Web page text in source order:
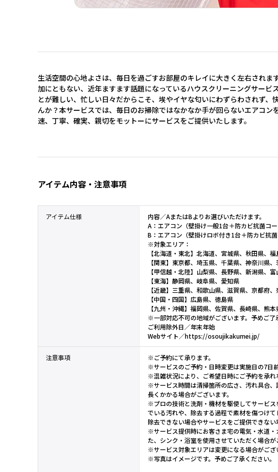
生活空間の心地よさは、毎日を過ごすお部屋のキレイに大きく左右されま
加にともない、近年ますます話題になっているハウスクリーニングサービ
とが難しい、忙しい日々だからこそ、埃やイヤな匂いにわずらわされず、
んか？本サービスでは、毎日のお掃除ではなかなか手が回らないエアコン
速、丁寧、確実、親切をモットーにサービスをご提供いたします。
アイテム内容・注意事項
アイテム仕様
内容／AまたはBよりお選びいただけます。
A：エアコン（壁掛け一般1台＋防カビ抗菌コー
B：エアコン（壁掛けロボ付き1台＋防カビ抗菌
※対象エリア：
【北海道・東北】北海道、宮城県、秋田県、福
【関東】東京都、埼玉県、千葉県、神奈川県
【甲信越・北陸】山梨県、長野県、新潟県、
【東海】静岡県、岐阜県、愛知県
【近畿】三重県、和歌山県、滋賀県、京都府
【中国・四国】広島県、徳島県
【九州・沖縄】福岡県、佐賀県、長崎県、熊
※一部対応不可の地域がございます。予めご了
ご利用除外日／年末年始
Webサイト／https://osoujikakumei.jp/
注意事項
※ご予約にて承ります。
※サービスのご予約・日時変更は実施日の7日
※混雑状況により、ご希望日時にご予約を承れ
※サービス時間は清掃箇所の広さ、汚れ具合
長くかかる場合がございます。
※プロの技術と洗剤・機材を駆使してサービ
でいる汚れや、除去する過程で素材を傷つけ
除去できない場合やサービスをご提供できない
※サービス提供時にお客さま宅の電気・水道
た、シンク・浴室を使用させていただく場合が
※サービス対象エリアは変更になる場合がござ
※写真はイメージです。予めご了承ください。